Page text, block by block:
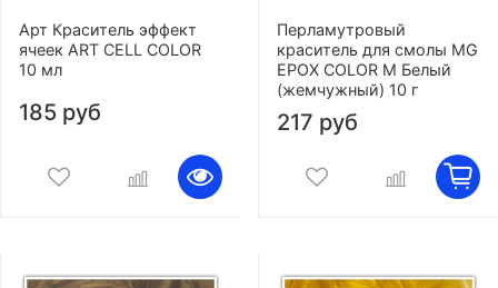
Арт Краситель эффект
ячеек ART CELL COLOR
10 мл
185 руб
Перламутровый
краситель для смолы MG
EPOX COLOR M Белый
(жемчужный) 10 г
217 руб